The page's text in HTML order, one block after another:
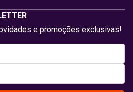
e promoções exclusivas!